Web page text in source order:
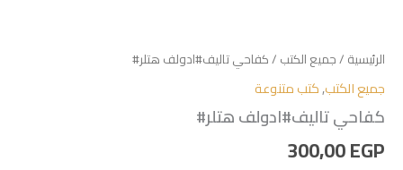
الرئيسية /جميع الكتب / كفاحي تاليف#ادولف هتلر#
جميع الكتب,كتب متنوعة
كفاحي تاليف#ادولف هتلر#
300,00EGP